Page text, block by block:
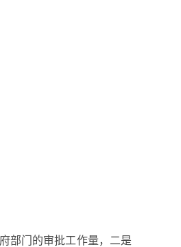
部门的审批工作量，二是